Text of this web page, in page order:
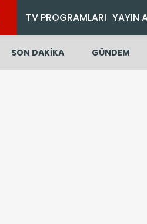
TV PROGRAMLARI YAYIN
SON DAKİKA GÜNDEM